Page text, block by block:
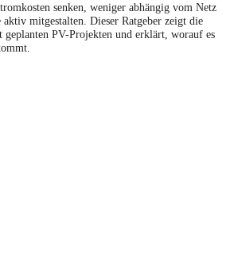
senken, weniger abhängig vom Netz
mitgestalten. Dieser Ratgeber zeigt die
geplanten PV-Projekten und erklärt, worauf es